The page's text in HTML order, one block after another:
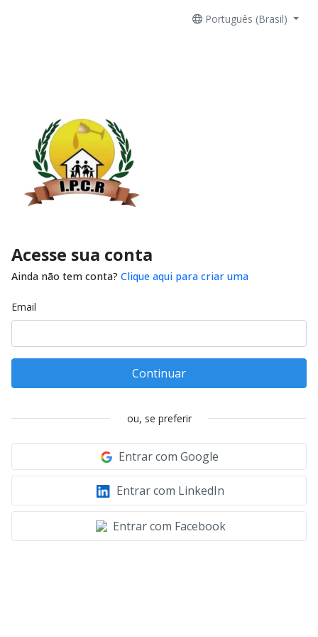
Português (Brasil)
Acesse sua conta
Ainda não tem conta? Clique aqui para criar uma
Email
Continuar
ou, se preferir
Entrar com Google
Entrar com LinkedIn
Entrar com Facebook